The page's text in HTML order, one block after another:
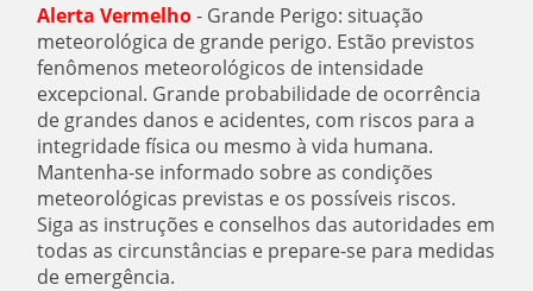
Alerta Vermelho- Grande Perigo: situação
meteorológica de grande perigo. Estão previstos
fenômenos meteorológicos de intensidade
excepcional. Grande probabilidade de ocorrência
de grandes danos e acidentes, com riscos para a
integridade física ou mesmo à vida humana.
Mantenha-se informado sobre as condições
meteorológicas previstas e os possíveis riscos.
Siga as instruções e conselhos das autoridades em
todas as circunstâncias e prepare-se para medidas
de emergência.